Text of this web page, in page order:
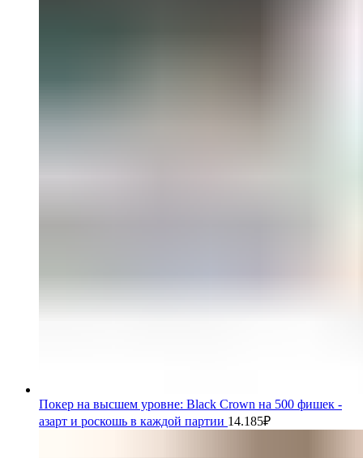
Покер на высшем уровне: Black Crown на 500 фишек -
азарт и роскошь в каждой партии 14.185₽